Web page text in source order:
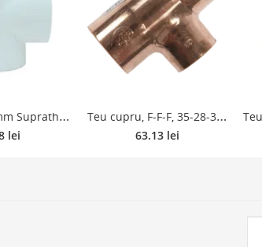
T
eu PPR 40 mm Supratherm, filet interior, alb
lei
T
eu cupru, F-F-F, 35-28-35 mm
63.13 lei